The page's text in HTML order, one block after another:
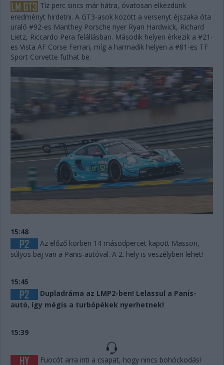
Tíz perc sincs már hátra, óvatosan elkezdünk
eredményt hirdetni. A GT3-asok között a versenyt éjszaka óta
uraló #92-es Manthey Porsche nyer Ryan Hardwick, Richard
Lietz, Riccardo Pera felállásban. Második helyen érkezik a #21-
es Vista AF Corse Ferrari, míg a harmadik helyen a #81-es TF
Sport Corvette futhat be.
15:48
Az előző körben 14 másodpercet kapott Masson,
súlyos baj van a Panis-autóval. A 2. hely is veszélyben lehet!
15:45
Dupladráma az LMP2-ben! Lelassul a Panis-
autó, így mégis a turbópékek nyerhetnek!
15:39
Fuocót arra inti a csapat, hogy nincs bohóckodás!